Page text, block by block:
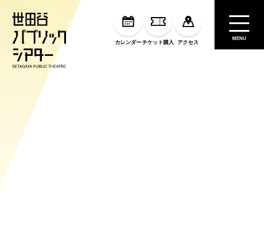
カレンダーチケット購入 アクセス
MENU